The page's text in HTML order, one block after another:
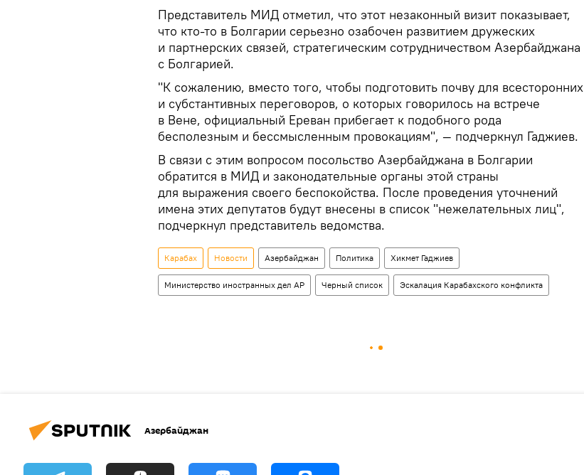
Представитель МИД отметил, что этот незаконный визит показывает,
что кто-то в Болгарии серьезно озабочен развитием дружеских
и партнерских связей, стратегическим сотрудничеством Азербайджана
с Болгарией.
"К сожалению, вместо того, чтобы подготовить почву для всесторонних
и субстантивных переговоров, о которых говорилось на встрече
в Вене, официальный Ереван прибегает к подобного рода
бесполезным и бессмысленным провокациям", — подчеркнул Гаджиев.
В связи с этим вопросом посольство Азербайджана в Болгарии
обратится в МИД и законодательные органы этой страны
для выражения своего беспокойства. После проведения уточнений
имена этих депутатов будут внесены в список "нежелательных лиц",
подчеркнул представитель ведомства.
Карабах Новости Азербайджан Политика Хикмет Гаджиев
Министерство иностранных дел АР Черный список Эскалация Карабахского конфликта
Азербайджан